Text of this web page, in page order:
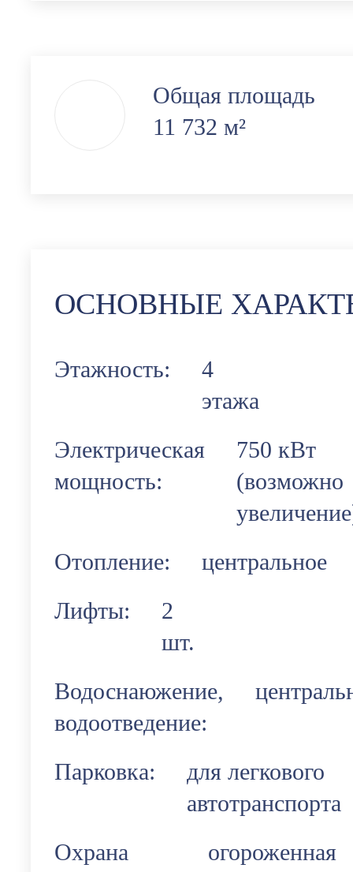
Общая площадь
11 732 м²
ОСНОВНЫЕ
Этажность:
4
этажа
Электрическая
мощность:
750 кВт
(возможно
Отопление:
центральное
Лифты:
2
шт.
Водоснаюжение,
водоотведение:
Парковка:
для легкового
автотранспорта
Охрана
огороженная